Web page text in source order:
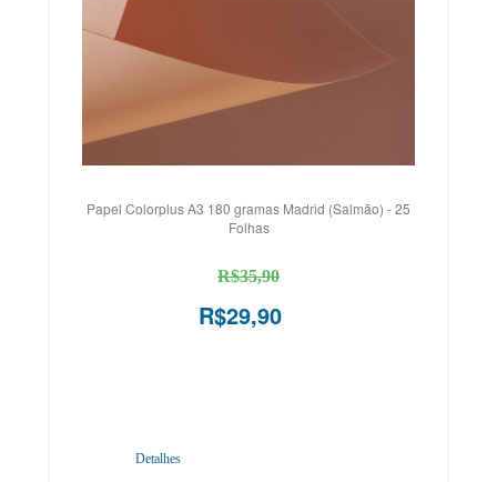
Papel Colorplus A3 180 gramas Madrid (Salmão) - 25
Folhas
R$35,90
R$29,90
Detalhes